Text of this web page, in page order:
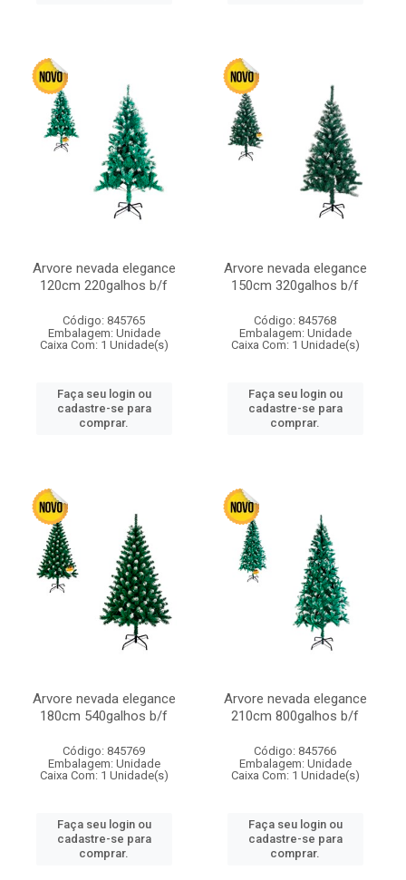
Arvore nevada elegance
120cm 220galhos b/f
Código: 845765
Embalagem: Unidade
Caixa Com: 1 Unidade(s)
Faça seu login ou
cadastre-se para
comprar.
Arvore nevada elegance
150cm 320galhos b/f
Código: 845768
Embalagem: Unidade
Caixa Com: 1 Unidade(s)
Faça seu login ou
cadastre-se para
comprar.
Arvore nevada elegance
180cm 540galhos b/f
Código: 845769
Embalagem: Unidade
Caixa Com: 1 Unidade(s)
Faça seu login ou
cadastre-se para
comprar.
Arvore nevada elegance
210cm 800galhos b/f
Código: 845766
Embalagem: Unidade
Caixa Com: 1 Unidade(s)
Faça seu login ou
cadastre-se para
comprar.